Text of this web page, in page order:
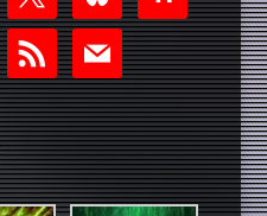
rss mail